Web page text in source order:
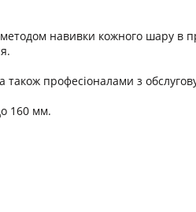
навивки кожного шару в
професіоналами з
160 мм.